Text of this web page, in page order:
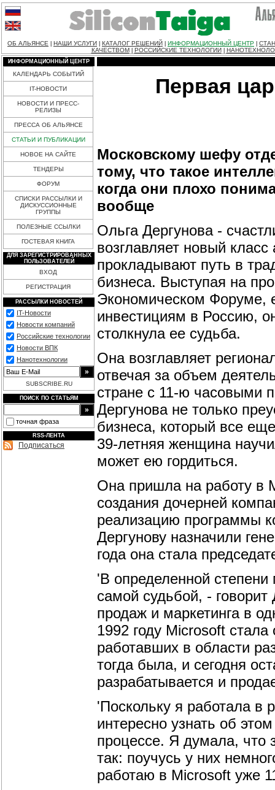
ОБ АЛЬЯНСЕ НАШИ УСЛУГИ КАТАЛОГ РЕШЕНИЙ ИНФОРМАЦИОННЫЙ ЦЕНТР
КАЧЕСТВОМ
РОССИЙСКИЕ ТЕХНОЛОГИИ
ИНФОРМАЦИОННЫЙ ЦЕНТР
КАЛЕНДАРЬ СОБЫТИЙ
IT-НОВОСТИ
НОВОСТИ И ПРЕСС-
РЕЛИЗЫ
ПРЕССА ОБ АЛЬЯНСЕ
СТАТЬИ И ПУБЛИКАЦИИ
НОВОЕ НА САЙТЕ
ТЕНДЕРЫ
ФОРУМ
СПИСКИ РАССЫЛКИ И
ДИСКУССИОННЫЕ
ГРУППЫ
ПОЛЕЗНЫЕ ССЫЛКИ
ГОСТЕВАЯ КНИГА
ДЛЯ ЗАРЕГИСТРИРОВАННЫХ
ПОЛЬЗОВАТЕЛЕЙ
ВХОД
РЕГИСТРАЦИЯ
РАССЫЛКИ НОВОСТЕЙ
IT-Новости
Новости компаний
Российские технологии
Новости ВПК
Нанотехнологии
SUBSCRIBE.RU
ПОИСК ПО СТАТЬЯМ
точная фраза
RSS-ЛЕНТА
Подписаться
Первая
Московскому шефу
тому, что такое
когда они плохо
вообще
Ольга Дергунова -
возглавляет новый
прокладывают путь в
бизнеса. Выступая на
Экономическом Форуме,
инвестициям в Россию,
столкнула ее судьба.
Она возглавляет
отвечая за объем
стране с 11-ю часовыми
Дергунова не только
бизнеса, который все
39-летняя женщина
может ею гордиться.
Она пришла на работу в
создания дочерней
реализацию программы
Дергунову назначили
года она стала
'В определенной
самой судьбой, -
продаж и маркетинга в
1992 году Microsoft
работавших в области
тогда была, и сегодня
разрабатывается и
'Поскольку я работала в
интересно узнать об
процессе. Я думала, что
так: поучусь у них
работаю в Microsoft уже